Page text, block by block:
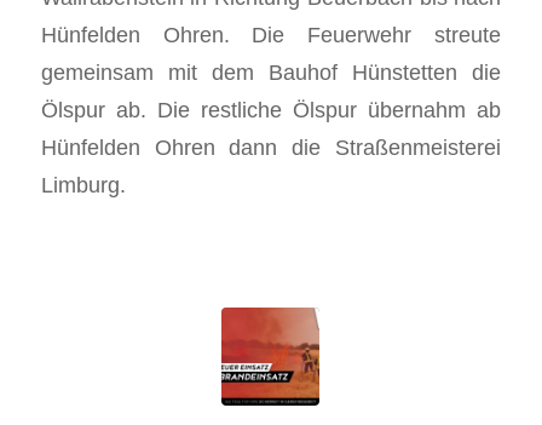
Hünfelden Ohren. Die Feuerwehr streute
gemeinsam mit dem Bauhof Hünstetten die
Ölspur ab. Die restliche Ölspur übernahm ab
Hünfelden Ohren dann die Straßenmeisterei
Limburg.